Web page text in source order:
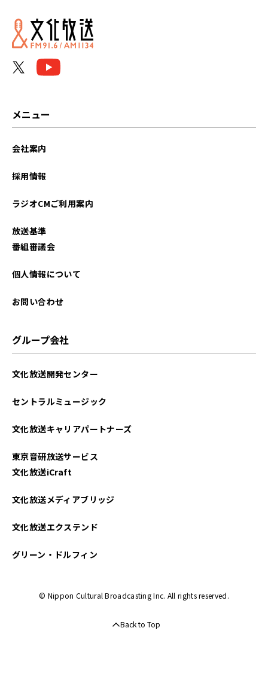
2026年04月
2025年07月
2025年04月
2024年11月
2024年10月
2024年09月
メニュー
会社案内
採用情報
ラジオCMご利用案内
放送基準
番組審議会
個人情報について
お問い合わせ
グループ会社
文化放送開発センター
セントラルミュージック
文化放送キャリアパートナーズ
東京音研放送サービス
文化放送iCraft
文化放送メディアブリッジ
文化放送エクステンド
グリーン・ドルフィン
© Nippon Cultural Broadcasting Inc. All rights reserved.
Back to Top